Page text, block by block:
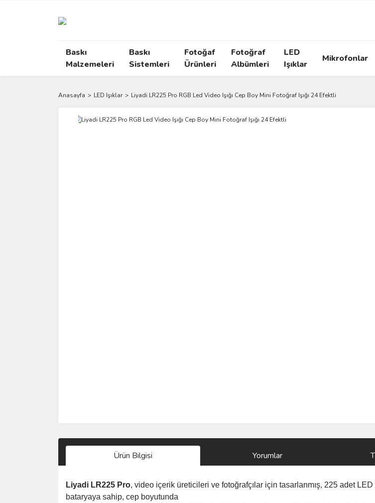
Baskı
Malzemeleri
Baskı
Sistemleri
Fotoğaf
Ürünleri
Fotoğraf
Albümleri
LED
Işıklar
Mikrofonlar
Anasayfa LED Işıklar Liyadi LR225 Pro RGB Led Video Işığı Cep Boy Mini Fotoğraf Işığı 24 Efektli
Ürün Bilgisi Yorumlar
Liyadi LR225 Pro, video içerik üreticileri ve fotoğrafçılar için tasarlanmış, 225 adet
bataryaya sahip, cep boyutunda